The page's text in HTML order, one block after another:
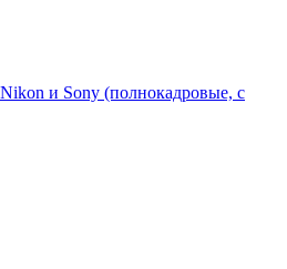
и Sony (полнокадровые, с